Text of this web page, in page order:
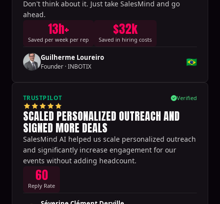
Don't think about it. Just take SalesMind and go
ahead.
13h+
Saved per week per rep
$32k
Saved in hiring costs
Guilherme Loureiro
Founder ·INBOTIX 🇧🇷
TRUSTPILOT Verified
SCALED PERSONALIZED OUTREACH AND
SIGNED MORE DEALS
SalesMind AI helped us scale personalized outreach
and significantly increase engagement for our
events without adding headcount.
60
Reply Rate